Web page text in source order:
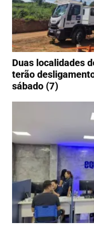
Duas localidades
terão
sábado (7)